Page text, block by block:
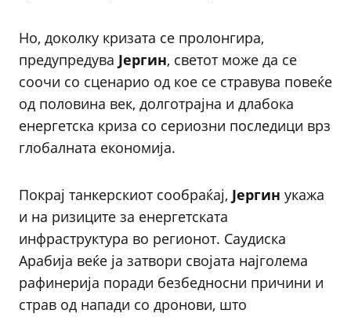
Но, доколку кризата се пролонгира,
предупредува Јергин, светот може да се
соочи со сценарио од кое се стравува повеќе
од половина век, долготрајна и длабока
енергетска криза со сериозни последици врз
глобалната економија.
Покрај танкерскиот сообраќај, Јергин укажа
и на ризиците за енергетската
инфраструктура во регионот. Саудиска
Арабија веќе ја затвори својата најголема
рафинерија поради безбедносни причини и
страв од напади со дронови, што